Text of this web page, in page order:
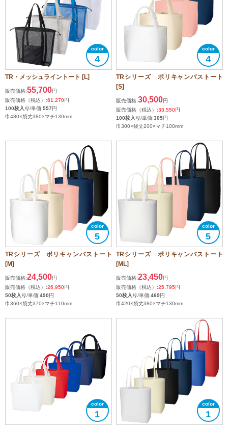
4
TR・メッシュライントート [L]
販売価格:55,700円
販売価格（税込）:61,270円
100枚入り/単価:557円
巾480×袋丈380×マチ130mm
4
TRシリーズ ポリキャンバストート
[S]
販売価格:30,500円
販売価格（税込）:33,550円
100枚入り/単価:305円
巾300×袋丈200×マチ100mm
5
TRシリーズ ポリキャンバストート
[M]
販売価格:24,500円
販売価格（税込）:26,950円
50枚入り/単価:490円
巾360×袋丈370×マチ110mm
5
TRシリーズ ポリキャンバストート
[ML]
販売価格:23,450円
販売価格（税込）:25,795円
50枚入り/単価:469円
巾420×袋丈380×マチ130mm
1 1